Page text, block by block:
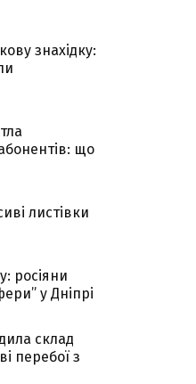
знахідку:
що
листівки
росіяни
у Дніпрі
склад
перебої з